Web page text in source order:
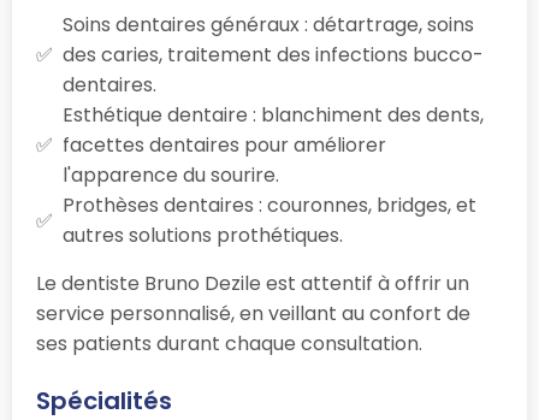
Soins dentaires généraux : détartrage, soins
des caries, traitement des infections bucco-
dentaires.
Esthétique dentaire : blanchiment des dents,
facettes dentaires pour améliorer
l'apparence du sourire.
Prothèses dentaires : couronnes, bridges, et
autres solutions prothétiques.
Le dentiste Bruno Dezile est attentif à offrir un
service personnalisé, en veillant au confort de
ses patients durant chaque consultation.
Spécialités